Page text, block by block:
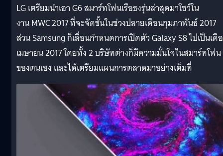
LG เตรียมนำเอา G6 สมาร์ทโฟนเรือธงรุ่นล่าสุดมาโชว์ใน
งาน MWC 2017 ที่จะจัดขั้นในช่วงปลายเดือนกุมภาพันธ์ 2017
ส่วน Samsung ก็เลื่อนกำหนดการเปิดตัว Galaxy S8 ไปเป็นเดื
เมษายน 2017 โดยทั้ง 2 บริษัทต่างก็มีความมั่นใจในสมาร์ทโฟน
ของตนเอง และได้เตรียมแผนการตลาดมาอย่างเต็มที่